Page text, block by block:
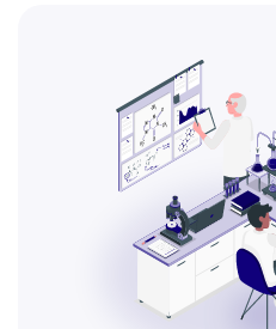
дыхания, включающий в себя
объёмных и скоростных